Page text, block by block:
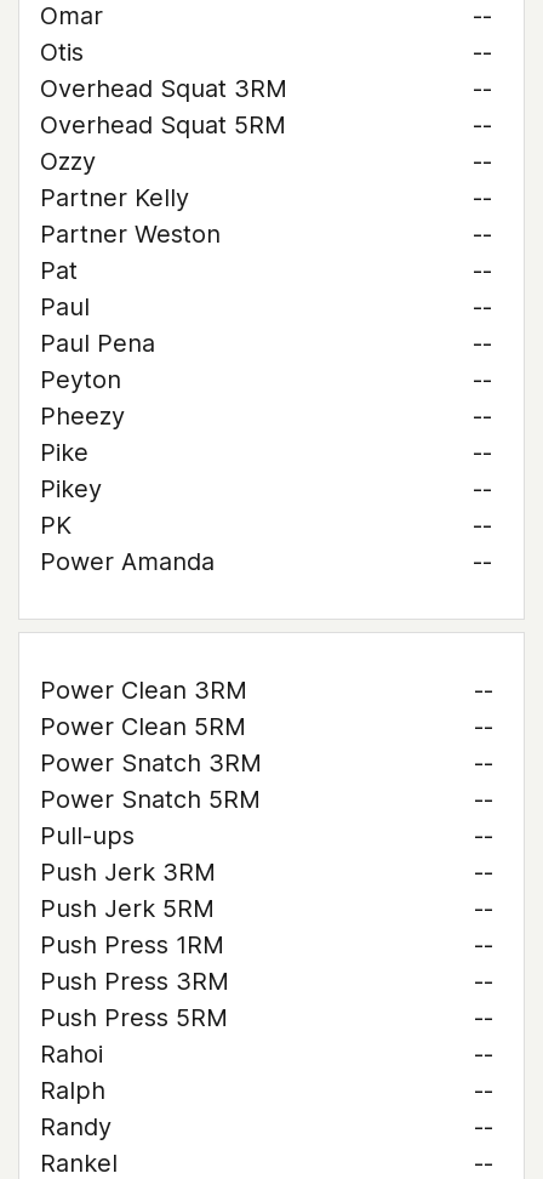
Omar
--
Otis
--
Overhead Squat 3RM
--
Overhead Squat 5RM
--
Ozzy
--
Partner Kelly
--
Partner Weston
--
Pat
--
Paul
--
Paul Pena
--
Peyton
--
Pheezy
--
Pike
--
Pikey
--
PK
--
Power Amanda
--
Power Clean 3RM
--
Power Clean 5RM
--
Power Snatch 3RM
--
Power Snatch 5RM
--
Pull-ups
--
Push Jerk 3RM
--
Push Jerk 5RM
--
Push Press 1RM
--
Push Press 3RM
--
Push Press 5RM
--
Rahoi
--
Ralph
--
Randy
--
Rankel
--